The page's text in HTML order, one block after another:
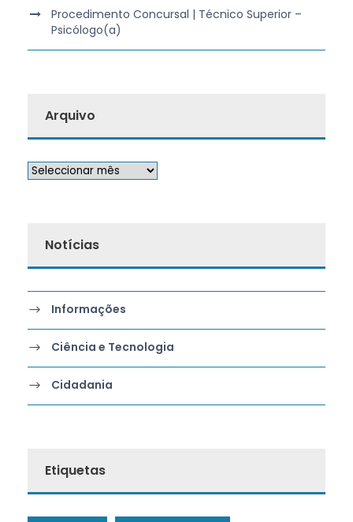
Procedimento Concursal | Técnico Superior –
Psicólogo(a)
Arquivo
Notícias
Informações
Ciência e Tecnologia
Cidadania
Etiquetas